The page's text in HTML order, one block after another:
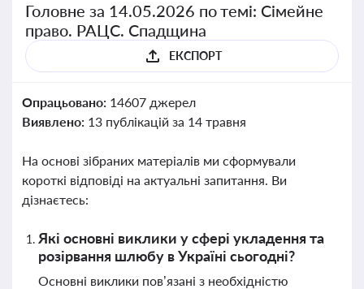
Головне за 14.05.2026 по темі: Сімейне
право. РАЦС. Спадщина
ЕКСПОРТ
Опрацьовано: 14607 джерел
Виявлено: 13 публікацій за 14 травня
На основі зібраних матеріалів ми сформували
короткі відповіді на актуальні запитання. Ви
дізнаєтесь:
Які основні виклики у сфері укладення та
розірвання шлюбу в Україні сьогодні?
Основні виклики пов’язані з необхідністю